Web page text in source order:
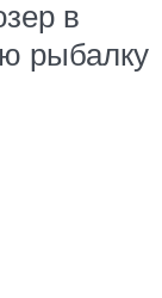
в
рыбалку